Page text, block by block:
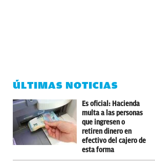
ÚLTIMAS NOTICIAS
Es oficial: Hacienda
multa a las personas
que ingresen o
retiren dinero en
efectivo del cajero de
esta forma